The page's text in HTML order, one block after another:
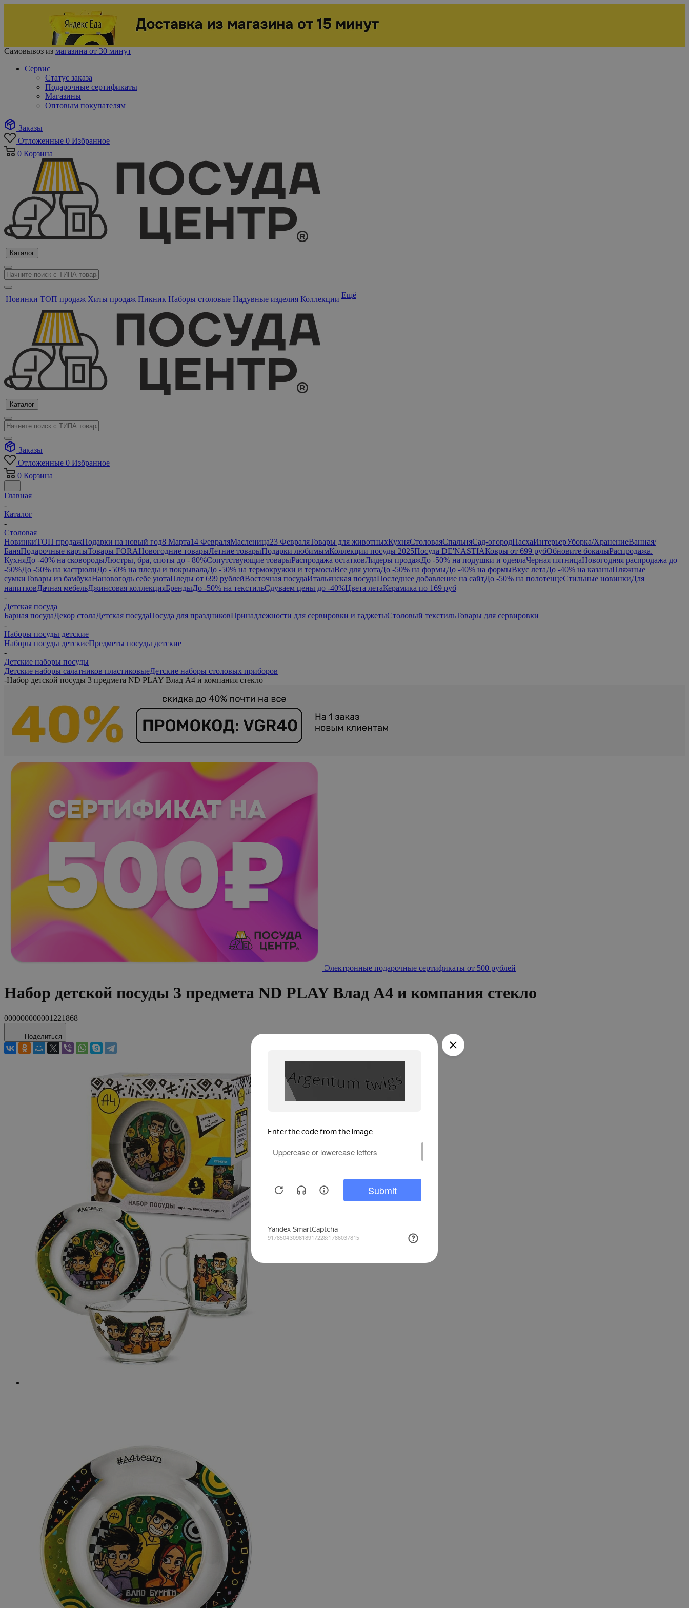
Самовывоз из магазина от 30 минут
Сервис
Статус заказа
Подарочные сертификаты
Магазины
Оптовым покупателям
Заказы
Отложенные 0 Избранное
0 Корзина
Каталог
Новинки ТОП продаж Хиты продаж Пикник Наборы столовые Надувные изделия Коллекции Ещё
Каталог
Заказы
Отложенные 0 Избранное
0 Корзина
Главная
-
Каталог
-
Столовая
НовинкиТОП продажПодарки на новый год8 Марта14 ФевраляМасленица23 ФевраляТовары для животныхКухняСтоловаяСпальняСад-огородПасхаИнтерьерУборка/ХранениеВанная/
БаняПодарочные картыТовары FORAНовогодние товарыЛетние товарыПодарки любимымКоллекции посуды 2025Посуда DE'NASTIAКовры от 699 рубОбновите бокалыРаспродажа.
КухняДо -40% на сковородыЛюстры, бра, споты до - 80%Сопутствующие товарыРаспродажа остатковЛидеры продажДо -50% на подушки и одеялаЧерная пятницаНовогодняя распродажа до
-50%До -50% на кастрюлиДо -50% на пледы и покрывалаДо -50% на термокружки и термосыВсе для уютаДо -50% на формыДо -40% на формыВкус летаДо -40% на казаныПляжные
сумкиТовары из бамбукаНановогодь себе уютаПледы от 699 рублейВосточная посудаИтальянская посудаПоследнее добавление на сайтДо -50% на полотенцеСтильные новинкиДля
напитковДачная мебельДжинсовая коллекцияБрендыДо -50% на текстильСдуваем цены до -40%Цвета летаКерамика по 169 руб
-
Детская посуда
Барная посудаДекор столаДетская посудаПосуда для праздниковПринадлежности для сервировки и гаджетыСтоловый текстильТовары для сервировки
-
Наборы посуды детские
Наборы посуды детскиеПредметы посуды детские
-
Детские наборы посуды
Детские наборы салатников пластиковыеДетские наборы столовых приборов
-Набор детской посуды 3 предмета ND PLAY Влад А4 и компания стекло
Электронные подарочные сертификаты от 500 рублей
Набор детской посуды 3 предмета ND PLAY Влад А4 и компания стекло
000000000001221868
Поделиться